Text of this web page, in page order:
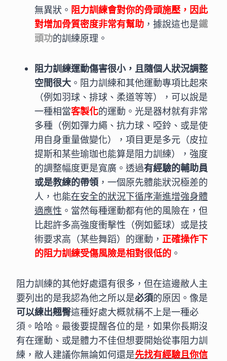
無異狀。 阻力訓練會對你的骨頭施壓，因此
對增加骨質密度非常有幫助 ，據說這也是鐵
頭功的訓練原理。
阻力訓練運動傷害很小，且隨個人狀況調整
空間很大 。阻力訓練和其他運動專項比起來
（例如羽球、排球、柔道等等），可以說是
一種相當客製化的運動。光是器材就有非常
多種（例如彈力繩、抗力球、啞鈴、或是使
用自身重量做變化），項目更是多元（皮拉
提斯和某些瑜珈也能算是阻力訓練），強度
的調整幅度更是寬廣。透過有經驗的輔助員
或是教練的帶領 ，一個原先體能狀況極差的
人，也能在安全的狀況下循序漸進增強身體
適應性 。當然每種運動都有他的風險在，但
比起許多高強度衝擊性（例如籃球）或是技
術要求高（某些舞蹈）的運動， 正確操作下
的阻力訓練受傷風險是相對很低的 。
阻力訓練的其他好處還有很多，但在這邊敝人主
要列出的是我認為他之所以是必須的原因。像是
可以練出翹臀這種好處大概就稱不上是一種必
須。哈哈。最後要提醒各位的是，如果你長期沒
有在運動、或是體力不佳但想要開始從事阻力訓
練，敝人建議你無論如何還是先找有經驗且你信